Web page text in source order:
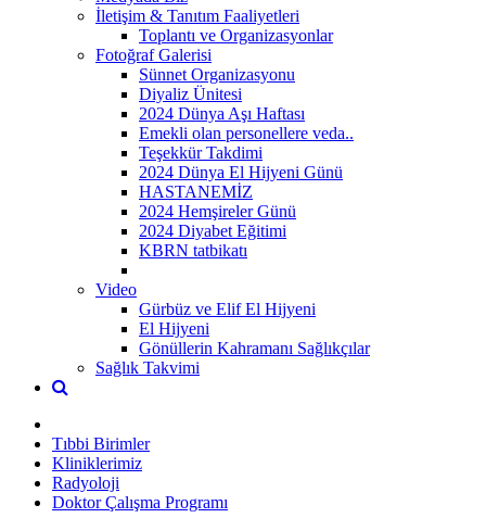
İletişim & Tanıtım Faaliyetleri
Toplantı ve Organizasyonlar
Fotoğraf Galerisi
Sünnet Organizasyonu
Diyaliz Ünitesi
2024 Dünya Aşı Haftası
Emekli olan personellere veda..
Teşekkür Takdimi
2024 Dünya El Hijyeni Günü
HASTANEMİZ
2024 Hemşireler Günü
2024 Diyabet Eğitimi
KBRN tatbikatı
Video
Gürbüz ve Elif El Hijyeni
El Hijyeni
Gönüllerin Kahramanı Sağlıkçılar
Sağlık Takvimi
Tıbbi Birimler
Kliniklerimiz
Radyoloji
Doktor Çalışma Programı